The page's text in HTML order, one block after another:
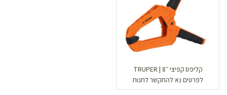
קליפס קפיצי ״8 | TRUPER
לפרטים נא להתקשר לחנות